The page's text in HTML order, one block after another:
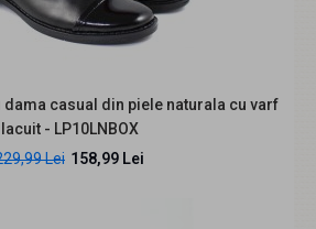
sunt comozi si usori, se potrivesc atat
dama casual din piele naturala cu varf
lacuit - LP10LNBOX
Lei 158,99 Lei